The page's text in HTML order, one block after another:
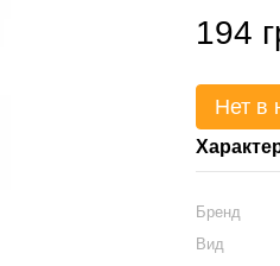
194
Нет в
Бренд
Вид